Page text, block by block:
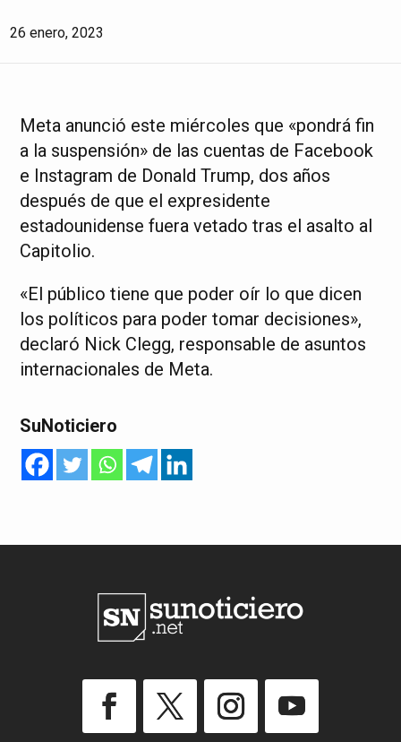
26 enero, 2023
Meta anunció este miércoles que «pondrá fin
a la suspensión» de las cuentas de Facebook
e Instagram de Donald Trump, dos años
después de que el expresidente
estadounidense fuera vetado tras el asalto al
Capitolio.
«El público tiene que poder oír lo que dicen
los políticos para poder tomar decisiones»,
declaró Nick Clegg, responsable de asuntos
internacionales de Meta.
SuNoticiero